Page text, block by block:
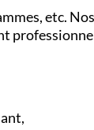
etc. Nos